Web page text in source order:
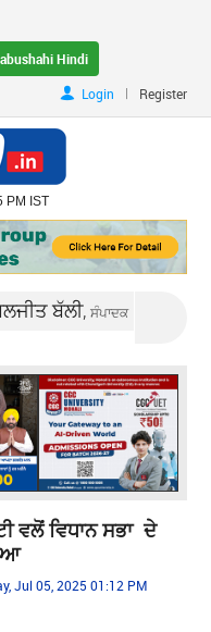
Hindi
Login
| Register
PM IST
ਬੱਲੀ,ਸੰਪਾਦਕ
ਵਲੋਂ ਵਿਧਾਨ ਸਭਾ ਦੇ
Jul 05, 2025 01:12 PM